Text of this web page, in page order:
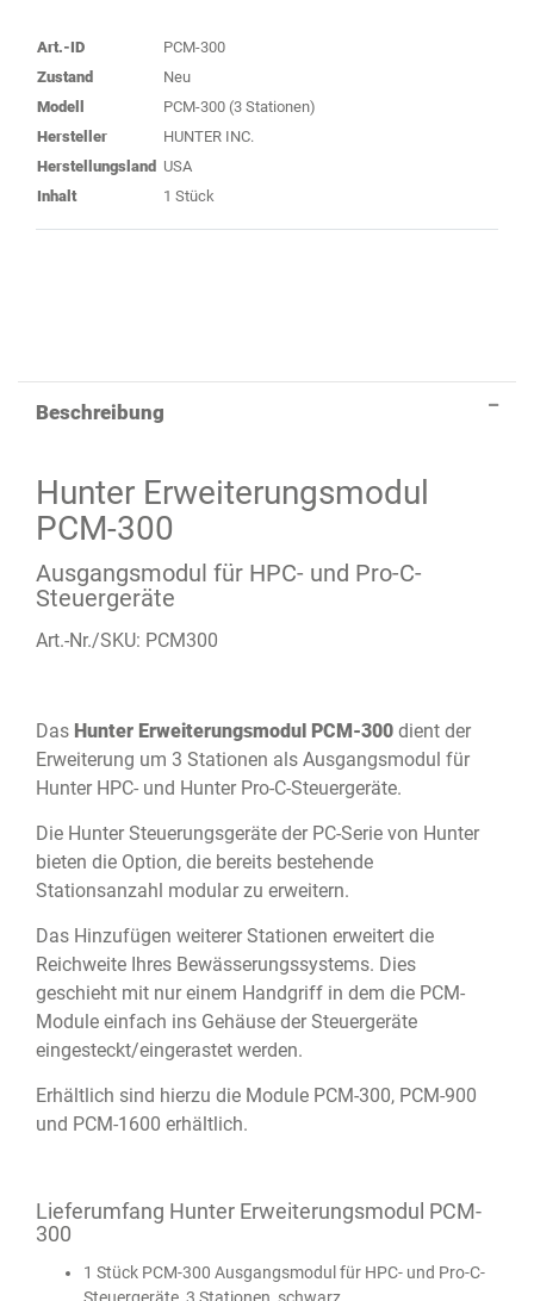
Art.-ID
PCM-300
Zustand
Neu
Modell
PCM-300 (3 Stationen)
Hersteller
HUNTER INC.
Herstellungsland USA
Inhalt
1 Stück
Beschreibung
Hunter Erweiterungsmodul
PCM-300
Ausgangsmodul für HPC- und Pro-C-
Steuergeräte
Art.-Nr./SKU: PCM300
Das Hunter Erweiterungsmodul PCM-300 dient der
Erweiterung um 3 Stationen als Ausgangsmodul für
Hunter HPC- und Hunter Pro-C-Steuergeräte.
Die Hunter Steuerungsgeräte der PC-Serie von Hunter
bieten die Option, die bereits bestehende
Stationsanzahl modular zu erweitern.
Das Hinzufügen weiterer Stationen erweitert die
Reichweite Ihres Bewässerungssystems. Dies
geschieht mit nur einem Handgriff in dem die PCM-
Module einfach ins Gehäuse der Steuergeräte
eingesteckt/eingerastet werden.
Erhältlich sind hierzu die Module PCM-300, PCM-900
und PCM-1600 erhältlich.
Lieferumfang Hunter Erweiterungsmodul PCM-
300
1 Stück PCM-300 Ausgangsmodul für HPC- und Pro-C-